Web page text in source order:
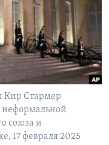
Кир Стармер
неформальной
союза и
17 февраля 2025